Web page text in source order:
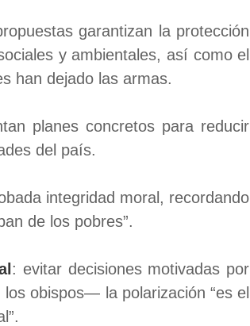
garantizan la protección
y ambientales, así como el
han dejado las armas.
planes concretos para reducir
del país.
integridad moral, recordando
de los pobres”.
: evitar decisiones motivadas por
obispos— la polarización “es el